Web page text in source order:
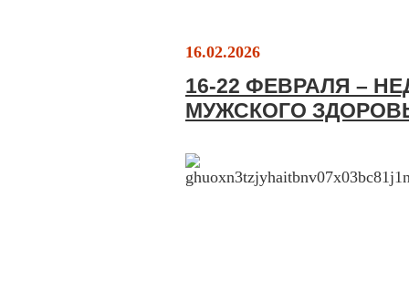
16.02.2026
16-22 ФЕВРАЛЯ –
МУЖСКОГО